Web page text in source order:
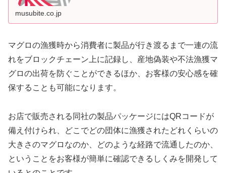
musubite.co.jp
マグロの漁獲時から消費者に製品が行き渡るまで一連の流
れをブロックチェーン上に記録し、産地偽装や不法漁獲マ
グロの出荷を防ぐことができるほか、お客様の安心感を確
保することも可能になります。
お店で販売される同社の製品パッケージにはQRコードが
備え付けられ、どこでどの団体に漁獲されたどれくらいの
大きさのマグロなのか、どのような経路で流通したのか、
ということをお客様が簡単に確認できるしくみを開発して